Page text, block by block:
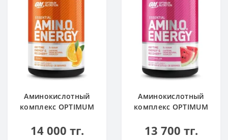
Аминокислотный
комплекс OPTIMUM
Energy 270 g Orange
14 000 тг.
Аминокислотный
комплекс OPTIMUM
Energy 270 g Арбуз
13 700 тг.